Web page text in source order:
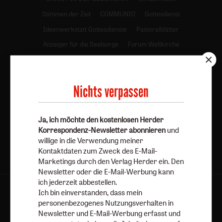
Stimmen der Zeit
COMMUNIO
Gottesdienst
Ideenwerkstatt Gottesdienste
Pastoralblätter
Anzeiger für die Seelsorge
Forum Weltkirche
Römische Quartalschrift
kundenservice@herder.de
Abo online kündigen
Folgen Sie uns: Facebook
Herder Korrespondenz-Newsletter
Nichts verpassen
Ja, ich möchte den kostenlosen Herder
Korrespondenz-Newsletter abonnieren und
willige in die Verwendung meiner
Kontaktdaten zum Zweck des E-Mail-
Marketings durch den Verlag Herder ein. Den
Newsletter oder die E-Mail-Werbung kann
ich jederzeit abbestellen.
Ich bin einverstanden, dass mein
personenbezogenes Nutzungsverhalten in
Newsletter und E-Mail-Werbung erfasst und